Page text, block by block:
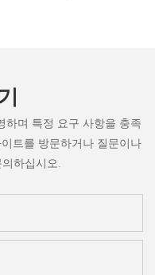
하며 특정 요구 사항을 충족
트를 방문하거나 질문이나
하십시오.